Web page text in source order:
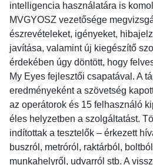
intelligencia használatára is
MVGYOSZ vezetősége
észrevételeket, igényeket,
javítása, valamint új kiegészítő
érdekében úgy döntött, hogy
My Eyes fejlesztői csapatával. A
eredményeként a szövetség
az operátorok és 15 felhasználó
éles helyzetben a szolgáltatást.
indítottak a tesztelők – érkezett
buszról, metróról, raktárból,
munkahelyről, udvarról stb. A